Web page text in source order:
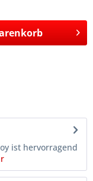
ist hervorragend